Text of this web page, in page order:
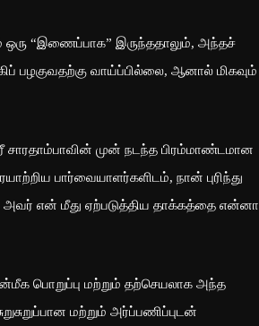
ஒரு “இணைப்பாக” இருந்ததாலும், அந்தச்
பழகுவதற்கு வாய்ப்பில்லை, ஆனால் மிகவும்
சாரதாம்பாவின் முன் நடந்த பிரம்மாண்டமான
பார்வையாளர்களிடம், நான் புரிந்து
​​அவர் என் மீது ஏற்படுத்திய தாக்கத்தை
பொறுப்பு மற்றும் தற்செயலாக அந்த
மற்றும் அர்ப்பணிப்புடன்